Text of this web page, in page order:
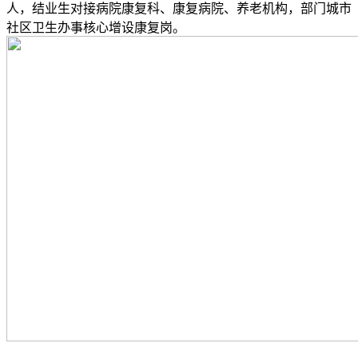
人，结业生对接病院康复科、康复病院、养老机构，部门城市
社区卫生办事核心增设康复岗。